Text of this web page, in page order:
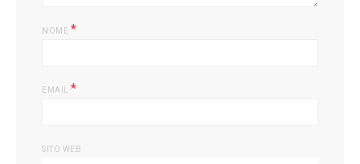
NOME *
EMAIL *
SITO WEB